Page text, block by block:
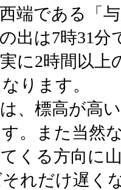
端である「
出は7時31分
に2時間以上
ります。
、標高が高
。また当然
くる方向に
れだけ遅く